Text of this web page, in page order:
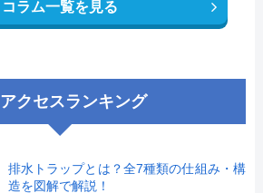
コラム一覧を見る
アクセスランキング
排水トラップとは？全7種類の仕組み・構
造を図解で解説！